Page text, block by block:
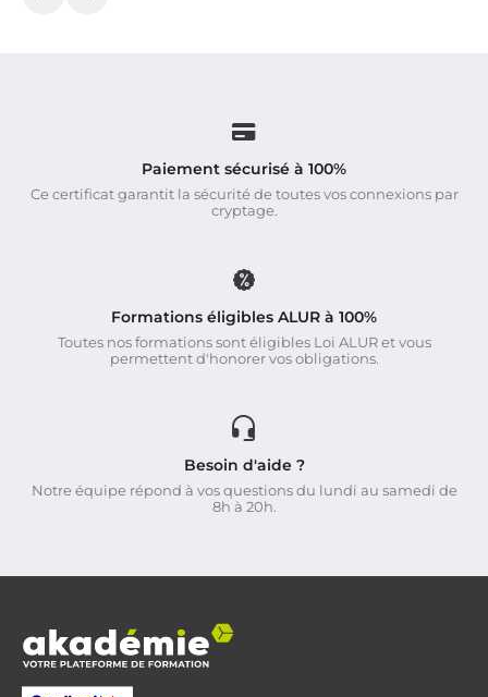
Paiement sécurisé à 100%
Ce certificat garantit la sécurité de toutes vos connexions par
cryptage.
Formations éligibles ALUR à 100%
Toutes nos formations sont éligibles Loi ALUR et vous
permettent d'honorer vos obligations.
Besoin d'aide ?
Notre équipe répond à vos questions du lundi au samedi de
8h à 20h.